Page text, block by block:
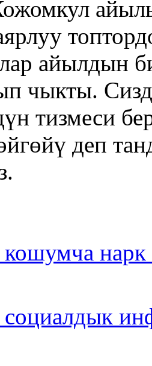
айылдын
чыкты.
тизмеси
деп